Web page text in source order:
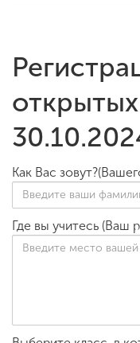
Как Вас
Где вы учитесь (Ваш